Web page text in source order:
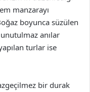
manzarayı
boyunca süzülen
anılar
turlar ise
bir durak